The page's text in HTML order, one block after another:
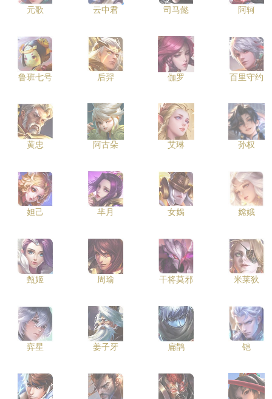
元歌 云中君 司马懿 阿轲
鲁班七号 后羿 伽罗 百里守约
黄忠 阿古朵 艾琳 孙权
妲己 芈月 女娲 嫦娥
甄姬 周瑜 干将莫邪 米莱狄
弈星 姜子牙 扁鹊 铠